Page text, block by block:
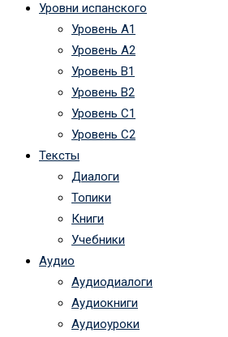
Уровни испанского
Уровень А1
Уровень А2
Уровень B1
Уровень B2
Уровень C1
Уровень C2
Тексты
Диалоги
Топики
Книги
Учебники
Аудио
Аудиодиалоги
Аудиокниги
Аудиоуроки